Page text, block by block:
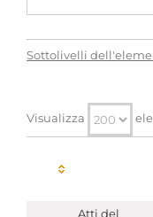
Sottolivelli
Visualizza
Atti del